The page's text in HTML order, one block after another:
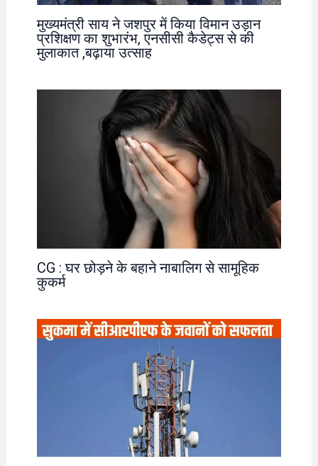
मुख्यमंत्री साय ने जशपुर में किया विमान उड़ान
प्रशिक्षण का शुभारंभ, एनसीसी कैडेट्स से की
मुलाकात ,बढ़ाया उत्साह
CG : घर छोड़ने के बहाने नाबालिग से सामूहिक
कुकर्म